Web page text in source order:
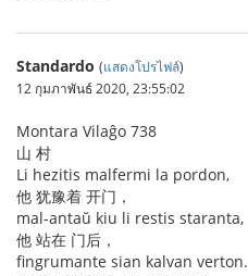
Standardo (แสดงโปรไฟล์)
12 กุมภาพันธ์ 2020, 23:55:02
Montara Vilaĝo 738
山 村
Li hezitis malfermi la pordon,
他 犹豫着 开门，
mal-antaŭ kiu li restis staranta,
他 站在 门后，
fingrumante sian kalvan verton.